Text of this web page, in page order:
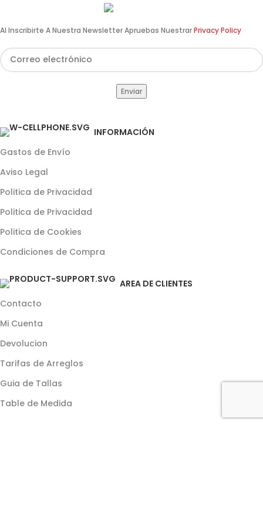
AREA DE CLIENTES
Contacto
Mi Cuenta
Devolucion
Tarifas de Arreglos
Guia de Tallas
Table de Medida
INFORMACIÓN
Gastos de Envío
Aviso Legal
Politica de Privacidad
Politica de Privacidad
Politica de Cookies
Condiciones de Compra
Al Inscribirte A Nuestra Newsletter Apruebas NuestrarPrivacy Policy